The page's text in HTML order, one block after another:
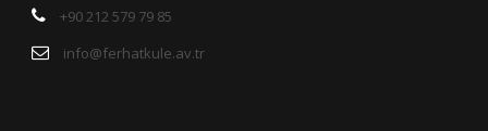
+90 212 579 79 85
info@ferhatkule.av.tr